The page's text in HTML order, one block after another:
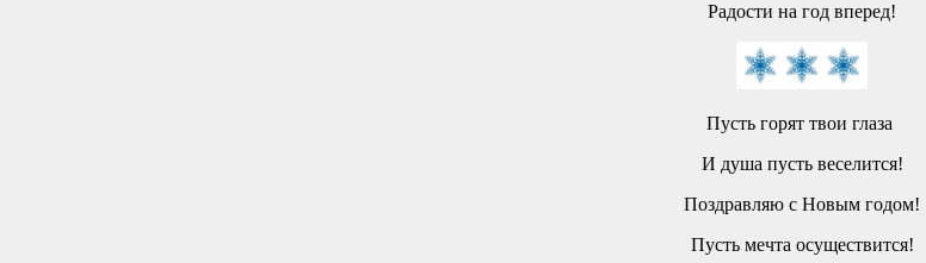
Радости на год вперед!
Пусть горят твои глаза
И душа пусть веселится!
Поздравляю с Новым годом!
Пусть мечта осуществится!